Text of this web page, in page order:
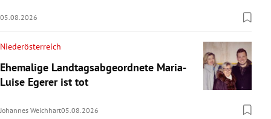
05.08.2026
Niederösterreich
Ehemalige Landtagsabgeordnete Maria-
Luise Egerer ist tot
Johannes Weichhart05.08.2026